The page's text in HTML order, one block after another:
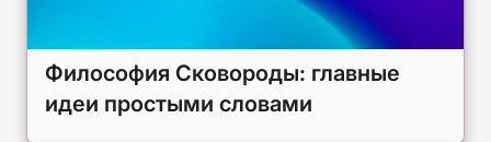
Философия Сковороды: главные
идеи простыми словами